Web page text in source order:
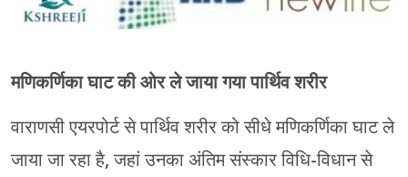
मणिकर्णिका घाट की ओर ले जाया गया पार्थिव शरीर
वाराणसी एयरपोर्ट से पार्थिव शरीर को सीधे मणिकर्णिका घाट ले
जाया जा रहा है, जहां उनका अंतिम संस्कार विधि-विधान से